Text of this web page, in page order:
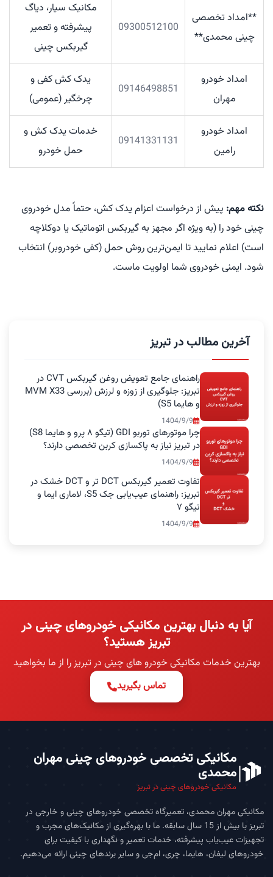
**امداد تخصصی
چینی محمدی**
09300512100
مکانیک سیار، دیاگ
پیشرفته و تعمیر
گیربکس چینی
امداد خودرو
مهران
09146498851
یدک کش کفی و
چرخگیر (عمومی)
امداد خودرو
رامین
09141331131
خدمات یدک کش و
حمل خودرو
نکته مهم: پیش از درخواست اعزام یدک کش، حتماً مدل خودروی
چینی خود را (به ویژه اگر مجهز به گیربکس اتوماتیک یا دوکلاچه
است) اعلام نمایید تا ایمن‌ترین روش حمل (کفی خودروبر) انتخاب
شود. ایمنی خودروی شما اولویت ماست.
آخرین مطالب در تبریز
راهنمای جامع تعویض روغن گیربکس CVT در
تبریز: جلوگیری از زوزه و لرزش (بررسی MVM X33
و هایما S5)
1404/9/9
چرا موتورهای توربو GDI (تیگو ۸ پرو و هایما S8)
در تبریز نیاز به پاکسازی کربن تخصصی دارند؟
1404/9/9
تفاوت تعمیر گیربکس DCT تر و DCT خشک در
تبریز: راهنمای عیب‌یابی جک S5، لاماری ایما و
تیگو ۷
1404/9/9
آیا به دنبال بهترین مکانیکی خودروهای چینی در
تبریز هستید؟
بهترین خدمات مکانیکی خودرو های چینی در تبریز را از ما بخواهید
تماس بگیرید
مکانیکی تخصصی خودروهای چینی مهران
محمدی
مکانیکی خودروهای چینی در تبریز
مکانیکی مهران محمدی، تعمیرگاه تخصصی خودروهای چینی و خارجی در
تبریز با بیش از 15 سال سابقه. ما با بهره‌گیری از مکانیک‌های مجرب و
تجهیزات عیب‌یاب پیشرفته، خدمات تعمیر و نگهداری با کیفیت برای
خودروهای لیفان، هایما، چری، ام‌جی و سایر برندهای چینی ارائه می‌دهیم.